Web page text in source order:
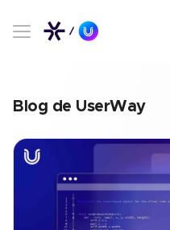
Blog de UserWay